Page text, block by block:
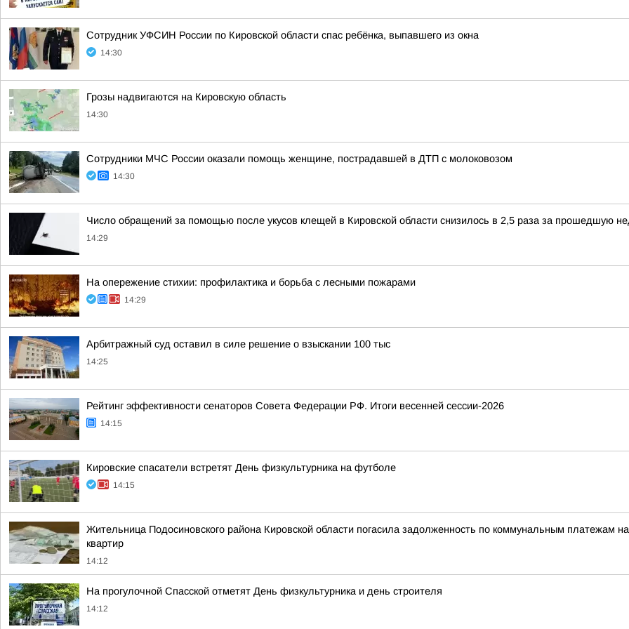
Сотрудник УФСИН России по Кировской области спас ребёнка, выпавшего из окна
14:30
Грозы надвигаются на Кировскую область
14:30
Сотрудники МЧС России оказали помощь женщине, пострадавшей в ДТП с молоковозом
14:30
Число обращений за помощью после укусов клещей в Кировской области снизилось в 2,5 раза за прошедшую
14:29
На опережение стихии: профилактика и борьба с лесными пожарами
14:29
Арбитражный суд оставил в силе решение о взыскании 100 тыс
14:25
Рейтинг эффективности сенаторов Совета Федерации РФ. Итоги весенней сессии-2026
14:15
Кировские спасатели встретят День физкультурника на футболе
14:15
Жительница Подосиновского района Кировской области погасила задолженность по коммунальным платежам
квартир
14:12
На прогулочной Спасской отметят День физкультурника и день строителя
14:12